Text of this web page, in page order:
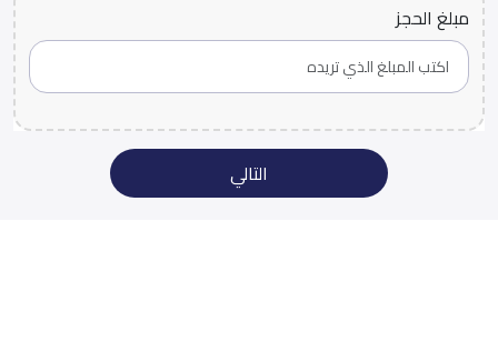
مبلغ الحجز
التالي